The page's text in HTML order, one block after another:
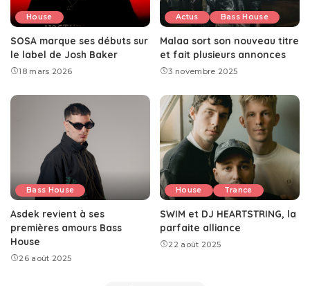
House
SOSA marque ses débuts sur
le label de Josh Baker
18 mars 2026
Actus Bass House
Malaa sort son nouveau titre
et fait plusieurs annonces
3 novembre 2025
Bass House
Asdek revient à ses
premières amours Bass
House
26 août 2025
House Trance
SWIM et DJ HEARTSTRING, la
parfaite alliance
22 août 2025